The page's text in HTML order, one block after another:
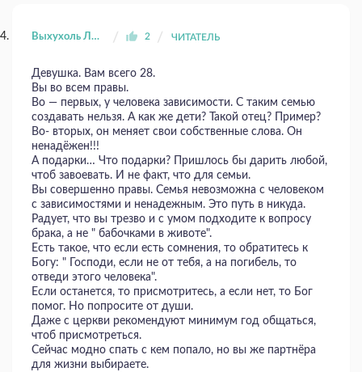
Выхухоль Луратая 2 ЧИТАТЕЛЬ
Девушка. Вам всего 28.
Вы во всем правы.
Во — первых, у человека зависимости. С таким семью
создавать нельзя. А как же дети? Такой отец? Пример?
Во- вторых, он меняет свои собственные слова. Он
ненадёжен!!!
А подарки… Что подарки? Пришлось бы дарить любой,
чтоб завоевать. И не факт, что для семьи.
Вы совершенно правы. Семья невозможна с человеком
с зависимостями и ненадежным. Это путь в никуда.
Радует, что вы трезво и с умом подходите к вопросу
брака, а не " бабочками в животе".
Есть такое, что если есть сомнения, то обратитесь к
Богу: " Господи, если не от тебя, а на погибель, то
отведи этого человека".
Если останется, то присмотритесь, а если нет, то Бог
помог. Но попросите от души.
Даже с церкви рекомендуют минимум год общаться,
чтоб присмотреться.
Сейчас модно спать с кем попало, но вы же партнёра
для жизни выбираете.